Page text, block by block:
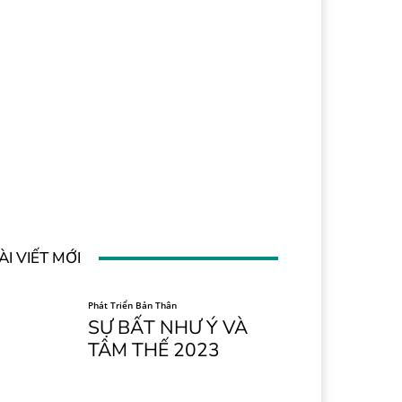
VIẾT MỚI
Phát Triển Bản Thân
SỰ BẤT NHƯ Ý VÀ
TÂM THẾ 2023